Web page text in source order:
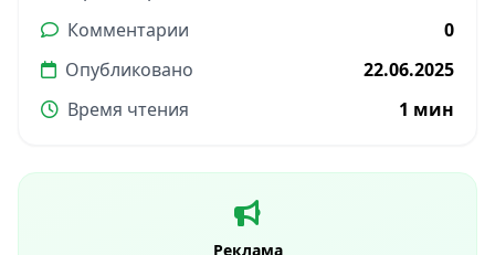
Комментарии
0
Опубликовано
22.06.2025
Время чтения
1 мин
Реклама